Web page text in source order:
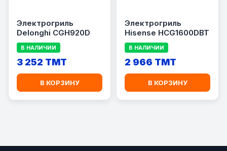
Электрогриль
Delonghi CGH920D
В НАЛИЧИИ
3 252 TMT
В КОРЗИНУ
Электрогриль
Hisense HCG1600DBT
В НАЛИЧИИ
2 966 TMT
В КОРЗИНУ